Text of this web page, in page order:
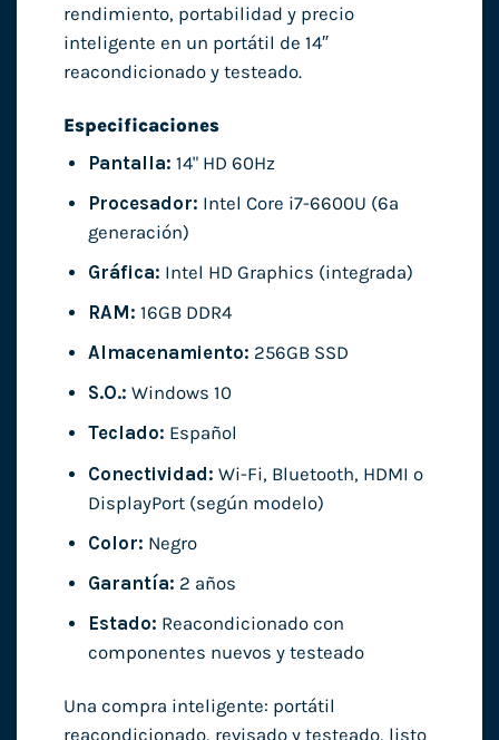
rendimiento, portabilidad y precio
inteligente en un portátil de 14″
reacondicionado y testeado.
Especificaciones
Pantalla: 14" HD 60Hz
Procesador: Intel Core i7-6600U (6ª
generación)
Gráfica: Intel HD Graphics (integrada)
RAM: 16GB DDR4
Almacenamiento: 256GB SSD
S.O.: Windows 10
Teclado: Español
Conectividad: Wi-Fi, Bluetooth, HDMI o
DisplayPort (según modelo)
Color: Negro
Garantía: 2 años
Estado: Reacondicionado con
componentes nuevos y testeado
Una compra inteligente: portátil
reacondicionado, revisado y testeado, listo